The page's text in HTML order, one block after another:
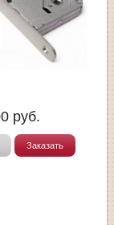
руб.
Заказать